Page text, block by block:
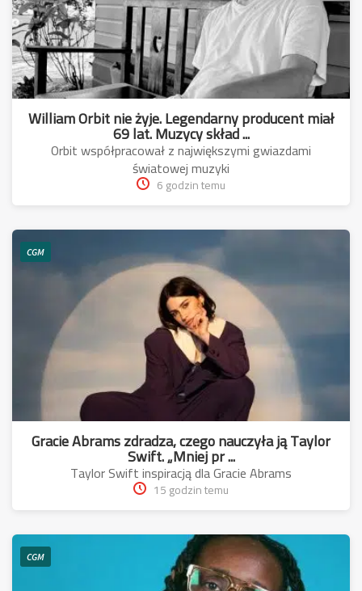
William Orbit nie żyje. Legendarny producent miał
69 lat. Muzycy skład ...
Orbit współpracował z największymi gwiazdami
światowej muzyki
6 godzin temu
CGM
Gracie Abrams zdradza, czego nauczyła ją Taylor
Swift. „Mniej pr ...
Taylor Swift inspiracją dla Gracie Abrams
15 godzin temu
CGM